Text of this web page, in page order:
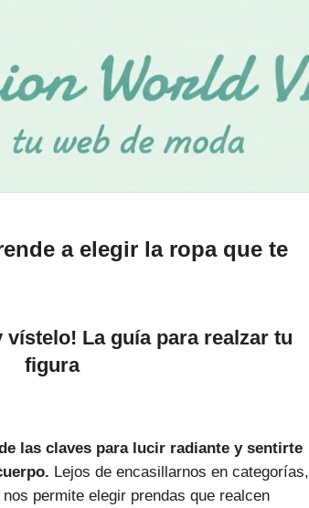
a elegir la ropa que te
vístelo! La guía para realzar tu
figura
las claves para lucir radiante y sentirte
Lejos de encasillarnos en categorías,
permite elegir prendas que realcen